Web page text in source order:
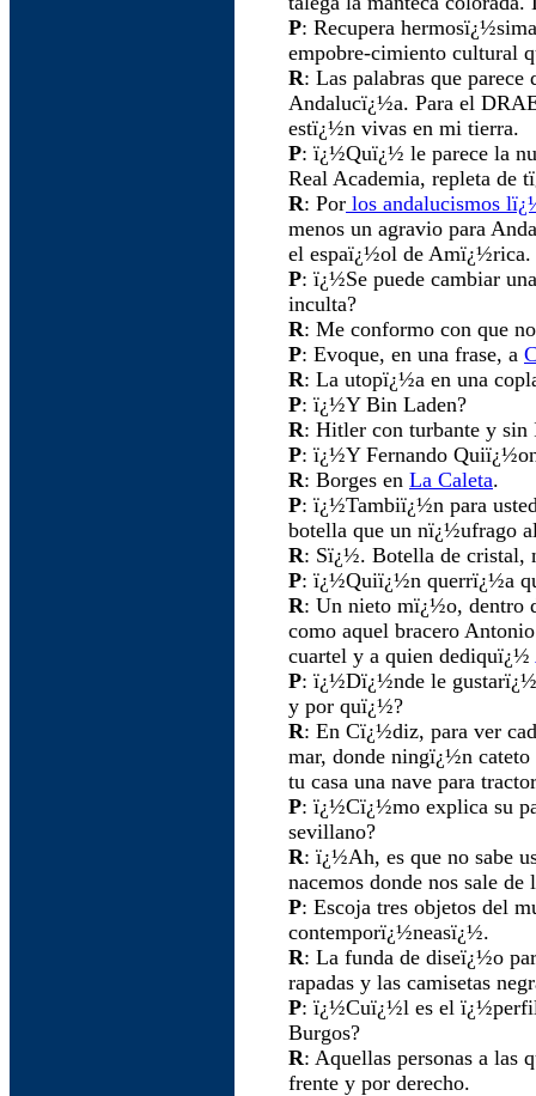
P: Recupera
empobre-cimiento cultural
R: Las palabras que parece
Andalucï¿½a. Para el
estï¿½n vivas en mi tierra.
P: ï¿½Quï¿½ le parece la
Real Academia, repleta
R: Por los andalucismos
menos un agravio para
el espaï¿½ol de Amï¿½rica.
P: ï¿½Se puede cambiar
inculta?
R: Me conformo con que
P: Evoque, en una frase, a
R: La utopï¿½a en una
P: ï¿½Y Bin Laden?
R: Hitler con turbante y sin
P: ï¿½Y Fernando
R: Borges en La Caleta.
P: ï¿½Tambiï¿½n para
botella que un nï¿½ufrago
R: Sï¿½. Botella de cristal,
P: ï¿½Quiï¿½n querrï¿½a
R: Un nieto mï¿½o, dentro
como aquel bracero
cuartel y a quien dediquï¿½
P: ï¿½Dï¿½nde le
y por quï¿½?
R: En Cï¿½diz, para ver
mar, donde ningï¿½n cateto
tu casa una nave para
P: ï¿½Cï¿½mo explica su
sevillano?
R: ï¿½Ah, es que no sabe
nacemos donde nos sale de
P: Escoja tres objetos del
contemporï¿½neasï¿½.
R: La funda de diseï¿½o
rapadas y las camisetas
P: ï¿½Cuï¿½l es el
Burgos?
R: Aquellas personas a las
frente y por derecho.